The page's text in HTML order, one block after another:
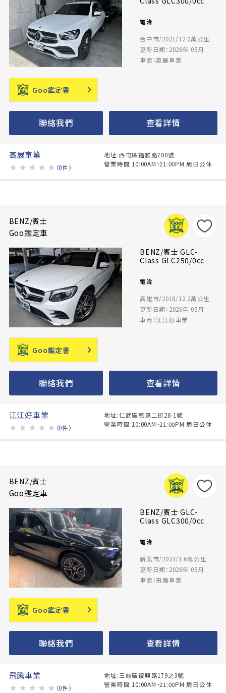
電洽
台中市/2021/12.0萬公里
更新日期：2026年 05月
車商：高展車業
Goo鑑定書
聯絡我們 查看詳情
高展車業
★ ★ ★ ★ ★ （0件）
地址:西屯區福雅路700號
營業時間:10:00AM~21:00PM 周日公休
BENZ/賓士
Goo鑑定車
BENZ/賓士 GLC-
Class GLC250/0cc
電洽
高雄市/2018/12.2萬公里
更新日期：2026年 05月
車商：江江好車業
Goo鑑定書
聯絡我們 查看詳情
江江好車業
★ ★ ★ ★ ★ （0件）
地址:仁武區慈惠二街28-1號
營業時間:10:00AM~21:00PM 周日公休
BENZ/賓士
Goo鑑定車
BENZ/賓士 GLC-
Class GLC300/0cc
電洽
新北市/2023/1.6萬公里
更新日期：2026年 05月
車商：飛騰車業
Goo鑑定書
聯絡我們 查看詳情
飛騰車業
★ ★ ★ ★ ★ （0件）
地址:三峽區復興路179之3號
營業時間:10:00AM~21:00PM 周日公休